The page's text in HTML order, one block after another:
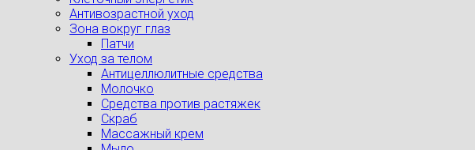
Антивозрастной уход
Зона вокруг глаз
Патчи
Уход за телом
Антицеллюлитные средства
Молочко
Средства против растяжек
Скраб
Массажный крем